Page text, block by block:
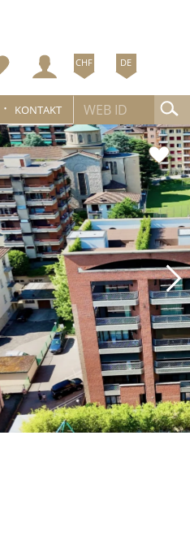
CHF DE
KONTAKT